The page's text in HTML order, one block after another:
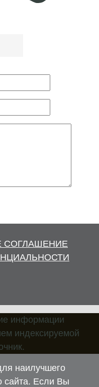
СОГЛАШЕНИЕ
информации
индексируемой
наилучшего
сайта. Если Вы